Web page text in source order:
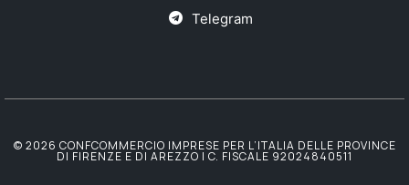
Telegram
© 2026 CONFCOMMERCIO IMPRESE PER L’ITALIA DELLE PROVINCE
DI FIRENZE E DI AREZZO | C. FISCALE 92024840511